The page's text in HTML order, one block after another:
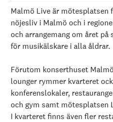
Malmö Live är mötesplatsen
nöjesliv i Malmö och i
och arrangemang om året
för musikälskare i alla åldrar.
Förutom konserthuset
lounger rymmer kvarteret
konferenslokaler,
och gym samt mötesplatsen
I kvarteret finns även fler